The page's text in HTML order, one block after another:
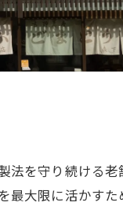
法を守り続ける
最大限に活かす